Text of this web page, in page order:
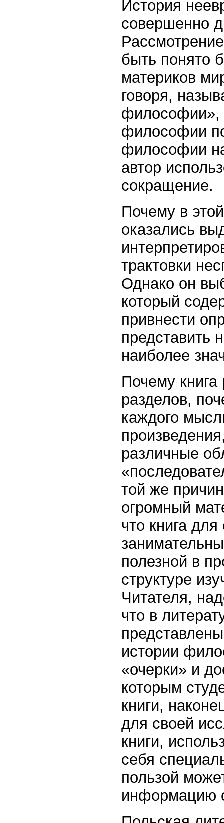
История
совершенно
быть понято
материков
говоря,
философии»,
философии
философии
автор
сокращение.
Почему в
оказались
трактовки
Однако он
который
привнести
представить
наиболее
Почему
разделов,
каждого
различные
той же
огромный
что книга
полезной в
структуре
Читателя,
что в
истории
«очерки» и
которым
книги,
для своей
книги,
себя
пользой
информацию